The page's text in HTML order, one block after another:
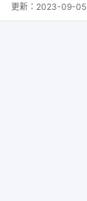
更新： 2023-09-